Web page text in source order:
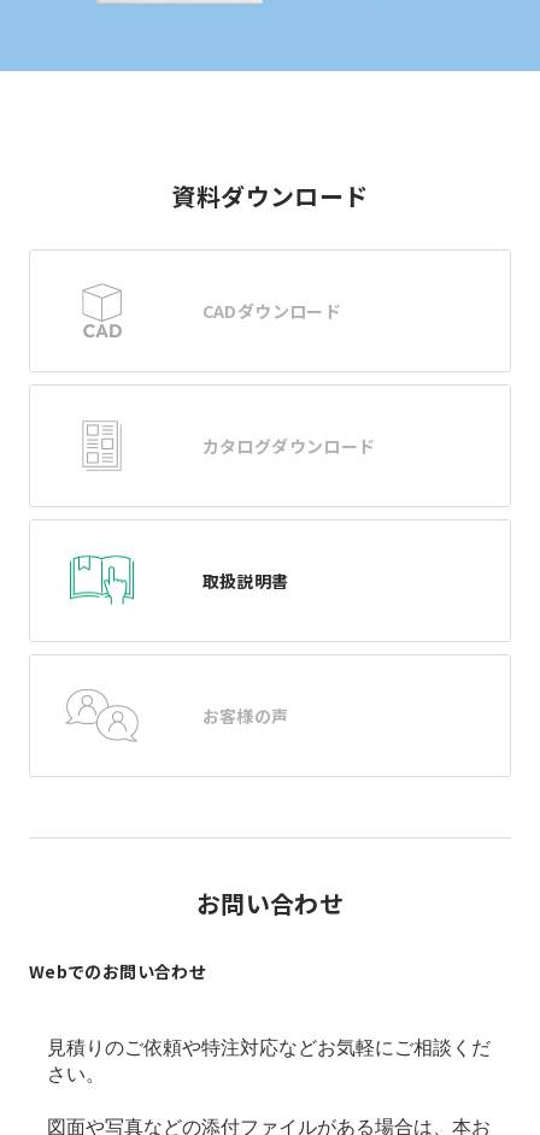
資料ダウンロード
CADダウンロード
カタログダウンロード
取扱説明書
お客様の声
お問い合わせ
Webでのお問い合わせ